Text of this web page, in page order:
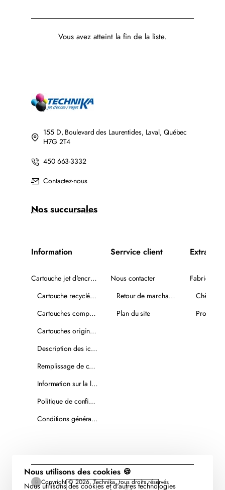
Nous utilisons des cookies 🍪
Nous utilisons des cookies et d'autres technologies
Vous avez atteint la fin de la liste.
155 D, Boulevard des Laurentides, Laval, Québec
H7G 2T4
450 663-3332
Contactez-nous
Nos succursales
Information
Cartouche jet d'encre recyclée
Cartouche recyclée PLUS
Cartouches compatibles
Cartouches originales
Description des icônes
Remplissage de cartouches
Information sur la livraison
Politique de confidentialité
Conditions générales de vente
Serrvice client
Nous contacter
Retour de marchandise
Plan du site
Extra
Fabricants
Copyright © 2026, Technika, tous droits réservés